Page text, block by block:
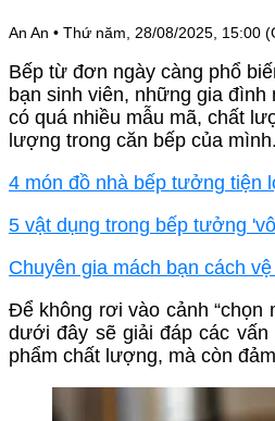
An An • Thứ năm, 28/08/2025, 15:00
Bếp từ đơn ngày càng phổ
bạn sinh viên, những gia
có quá nhiều mẫu mã, chất
lượng trong căn bếp của mình.
4 món đồ nhà bếp tưởng tiện
5 vật dụng trong bếp tưởng
Chuyên gia mách bạn cách
Để không rơi vào cảnh “chọn
dưới đây sẽ giải đáp các
phẩm chất lượng, mà còn